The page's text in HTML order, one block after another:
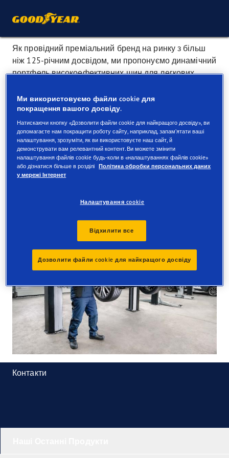
Як провідний преміальний бренд на ринку з більш
ніж 125-річним досвідом, ми пропонуємо динамічний
портфель високоефективних шин для легкових
електричних і гібридних транспортних засобів.
Шини Goodyear розроблені з урахуванням потреб
провідних виробників автомобілів, тому бренди, як
Audi, Volkswagen, BMW, Mercedes, Land Rover тощо,
обирають наші шини як оригінальне обладнання для
своїх нових моделей.
Від літніх шин до всесезонних — наш відзначений
найвищу продуктивність вашого автомобіля.
Контакти
Ми використовуємо файли cookie для
покращення вашого досвіду.
Натискаючи кнопку «Дозволити файли cookie для найкращого досвіду», ви
допомагаєте нам покращити роботу сайту, наприклад, запам’ятати ваші
налаштування, зрозуміти, як ви використовуєте наш сайт, й
демонструвати вам релевантний контент. Ви можете змінити
налаштування файлів cookie будь-коли в «налаштуваннях файлів cookie»
або дізнатися більше в розділі Політика обробки персональних даних
у мережі Інтернет
Налаштування cookie
Відхилити все
Дозволити файли cookie для найкращого досвіду